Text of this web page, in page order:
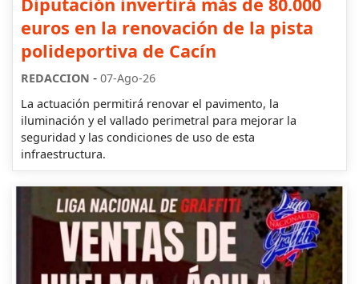
Diputación invertirá más de 80.000
euros en la renovación de la pista
polideportiva de Cacín
REDACCION - 07-Ago-26
La actuación permitirá renovar el pavimento, la
iluminación y el vallado perimetral para mejorar la
seguridad y las condiciones de uso de esta
infraestructura.